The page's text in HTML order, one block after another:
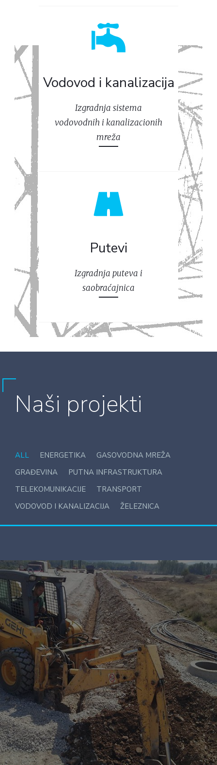
Vodovod i kanalizacija
Izgradnja sistema
vodovodnih i kanalizacionih
mreža
Putevi
Izgradnja puteva i
saobraćajnica
Naši projekti
ALL ENERGETIKA
GASOVODNA MREŽA
GRAĐEVINA
PUTNA INFRASTRUKTURA
TELEKOMUNIKACIJE
TRANSPORT
VODOVOD I KANALIZACIJA
ŽELEZNICA